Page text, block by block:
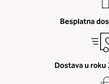
Besplatna
Dostava u roku